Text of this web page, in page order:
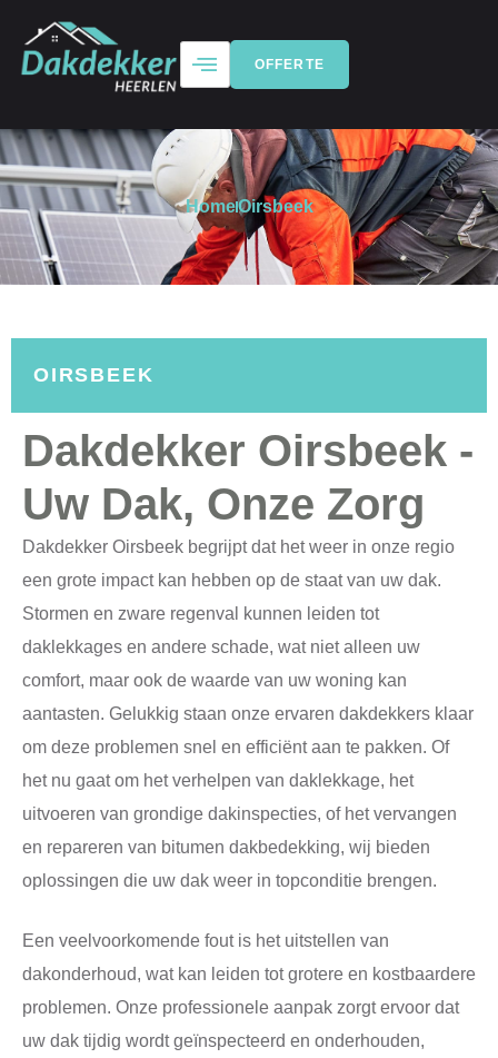
OFFERTE
HomeOirsbeek
OIRSBEEK
Dakdekker Oirsbeek -
Uw Dak, Onze Zorg
Dakdekker Oirsbeek begrijpt dat het weer in onze regio
een grote impact kan hebben op de staat van uw dak.
Stormen en zware regenval kunnen leiden tot
daklekkages en andere schade, wat niet alleen uw
comfort, maar ook de waarde van uw woning kan
aantasten. Gelukkig staan onze ervaren dakdekkers klaar
om deze problemen snel en efficiënt aan te pakken. Of
het nu gaat om het verhelpen van daklekkage, het
uitvoeren van grondige dakinspecties, of het vervangen
en repareren van bitumen dakbedekking, wij bieden
oplossingen die uw dak weer in topconditie brengen.
Een veelvoorkomende fout is het uitstellen van
dakonderhoud, wat kan leiden tot grotere en kostbaardere
problemen. Onze professionele aanpak zorgt ervoor dat
uw dak tijdig wordt geïnspecteerd en onderhouden,